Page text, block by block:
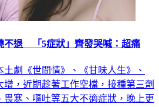
不退 「5症狀」齊發哭喊：超痛
劇《世間情》、《甘味人生》、
增，近期趁著工作空檔，接種第三劑
寒、嘔吐等五大不適症狀，晚上更